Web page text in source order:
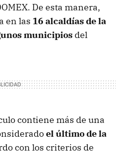
De esta manera,
en las 16 alcaldías de la
municipios del
contiene más de una
el último de la
con los criterios de